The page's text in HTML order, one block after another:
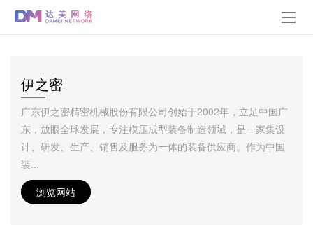
伊之密
广东伊之密精密机械股份有限公司创始于2002年，立足中国广
东，放眼全球发展，专注模压成型装备制造领域，是一家集设
计、研发、生产、销售及服务为一体的装备供应商。作为中国
装...
浏览网站